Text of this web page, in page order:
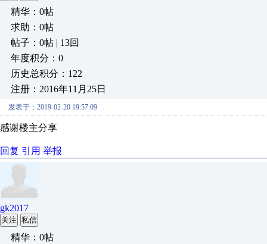
精华：0帖
求助：0帖
帖子：0帖 | 13回
年度积分：0
历史总积分：122
注册：2016年11月25日
发表于：2019-02-20 19:57:09
感谢楼主分享
回复 引用 举报
gk2017
关注 私信
精华：0帖